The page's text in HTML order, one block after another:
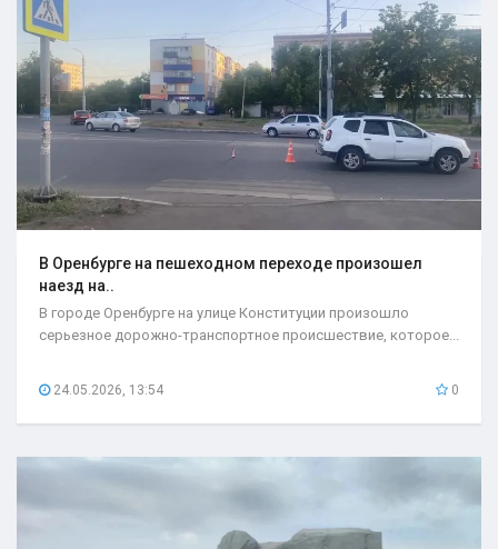
В Оренбурге на пешеходном переходе произошел
наезд на..
В городе Оренбурге на улице Конституции произошло
серьезное дорожно-транспортное происшествие, которое...
24.05.2026, 13:54 0